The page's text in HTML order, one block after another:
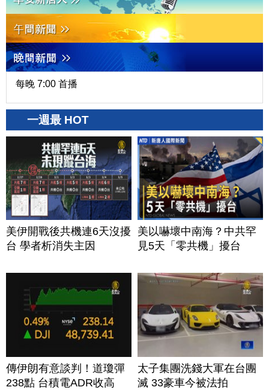
每晚 7:00 首播
一週最 HOT
美伊開戰後共機連6天沒擾
台 學者析消失主因
美以嚇壞中南海？中共罕
見5天「零共機」擾台
傳伊朗有意談判！道瓊彈
238點 台積電ADR收高
太子集團洗錢大軍在台團
滅 33豪車今被法拍